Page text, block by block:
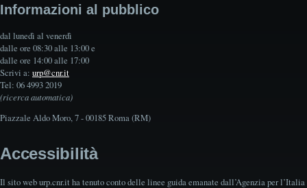
Informazioni al pubblico
dal lunedì al venerdì
dalle ore 08:30 alle 13:00 e
dalle ore 14:00 alle 17:00
Scrivi a: urp@cnr.it
Tel: 06 4993 2019
(ricerca automatica)
Piazzale Aldo Moro, 7 - 00185 Roma (RM)
Accessibilità
Il sito web urp.cnr.it ha tenuto conto delle linee guida emanate dall’Agenzia per l’Italia